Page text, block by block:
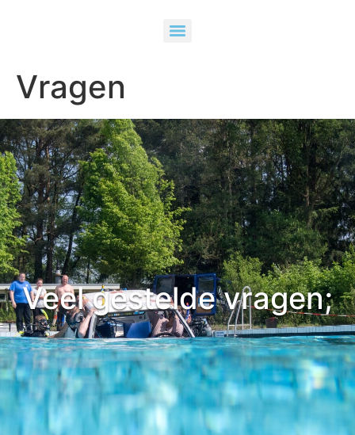
Vragen
Veel gestelde vragen;